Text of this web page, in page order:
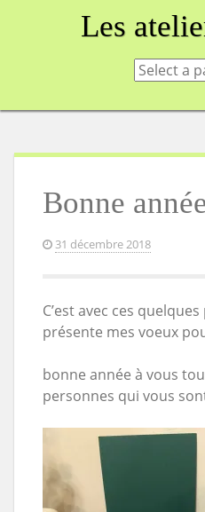
Les
Bonne
31 décembre 2018
C’est avec ces
présente mes voeux
bonne année à vous
personnes qui vous